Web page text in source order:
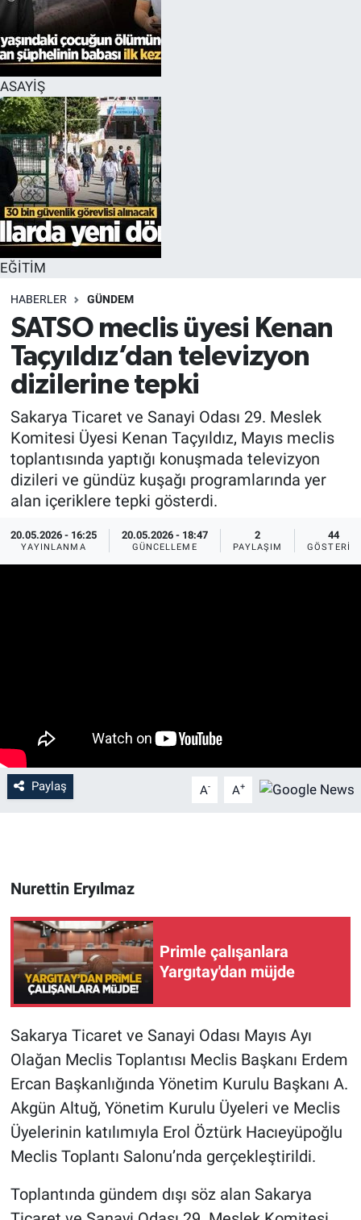
ASAYİŞ
EĞİTİM
HABERLER GÜNDEM
SATSO meclis üyesi Kenan
Taçyıldız’dan televizyon
dizilerine tepki
Sakarya Ticaret ve Sanayi Odası 29. Meslek
Komitesi Üyesi Kenan Taçyıldız, Mayıs meclis
toplantısında yaptığı konuşmada televizyon
dizileri ve gündüz kuşağı programlarında yer
alan içeriklere tepki gösterdi.
20.05.2026 - 16:25
YAYINLANMA
20.05.2026 - 18:47
GÜNCELLEME
2
PAYLAŞIM
44
GÖSTERIM
Paylaş A- A+
Nurettin Eryılmaz
Primle çalışanlara
Yargıtay'dan müjde
Sakarya Ticaret ve Sanayi Odası Mayıs Ayı
Olağan Meclis Toplantısı Meclis Başkanı Erdem
Ercan Başkanlığında Yönetim Kurulu Başkanı A.
Akgün Altuğ, Yönetim Kurulu Üyeleri ve Meclis
Üyelerinin katılımıyla Erol Öztürk Hacıeyüpoğlu
Meclis Toplantı Salonu’nda gerçekleştirildi.
Toplantında gündem dışı söz alan Sakarya
EĞİTİM
ÖZEL HABER
HALK54 PANORAMA